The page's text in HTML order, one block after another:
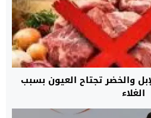
والخضر تجتاح العيون بسبب
الغلاء